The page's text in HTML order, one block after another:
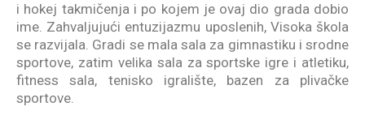
i hokej takmičenja i po kojem je ovaj dio grada dobio
ime. Zahvaljujući entuzijazmu uposlenih, Visoka škola
se razvijala. Gradi se mala sala za gimnastiku i srodne
sportove, zatim velika sala za sportske igre i atletiku,
fitness sala, tenisko igralište, bazen za plivačke
sportove.